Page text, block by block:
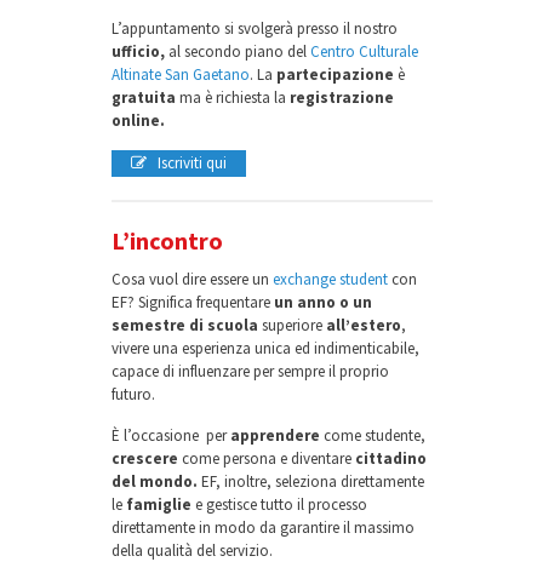
L’appuntamento si svolgerà presso il nostro
ufficio,al secondo piano delCentro Culturale
Altinate San Gaetano. La partecipazione è
gratuita ma è richiesta la registrazione
online.
Iscriviti qui
L’incontro
Cosa vuol dire essere un exchange studentcon
EF? Significa frequentare un anno o un
semestre di scuola superioreall’estero,
vivere una esperienza unica ed indimenticabile,
capace di influenzare per sempre il proprio
futuro.
È l’occasione perapprendere come studente,
crescere come persona e diventare cittadino
del mondo. EF, inoltre, seleziona direttamente
le famiglie e gestisce tutto il processo
direttamente in modo da garantire il massimo
della qualità del servizio.